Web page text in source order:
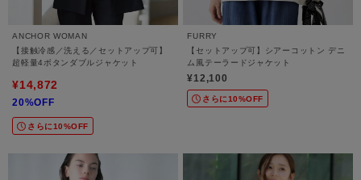
ANCHOR WOMAN
【接触冷感／洗える／セットアップ可】
超軽量4ボタンダブルジャケット
¥14,872
20%OFF
さらに10%OFF
FURRY
【セットアップ可】シアーコットン デニ
ム風テーラードジャケット
¥12,100
さらに10%OFF